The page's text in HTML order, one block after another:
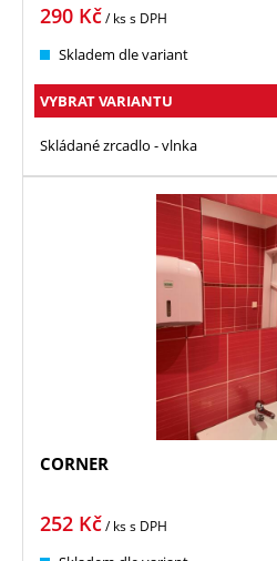
290 Kč/ kss DPH
Skladem dle variant
VYBRAT VARIANTU
Skládané zrcadlo - vlnka
CORNER
252 Kč/ kss DPH